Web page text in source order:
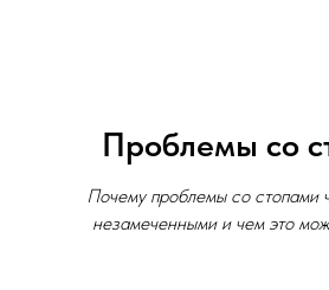
Проблемы со
Почему проблемы со стопами
незамеченными и чем это